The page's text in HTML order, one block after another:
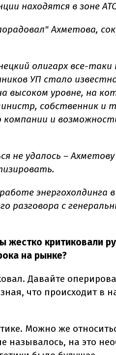
находятся в зоне
Ахметова,
олигарх все-
УП стало
высоком уровне, на
собственник и
компании и
не удалось –
энергохолдинга в
разговора с
критиковали
на рынке?
Давайте
что происходит в
Можно же
называлось, на это